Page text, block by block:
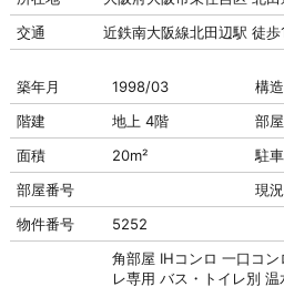
交通
近鉄南大阪線北田辺駅 徒歩
築年月 1998/03 構造
階建
地上 4階 部
面積
20m² 駐
部屋番号
現況
物件番号
5252
角部屋 IHコンロ 一口コン
レ専用 バス・トイレ別 温